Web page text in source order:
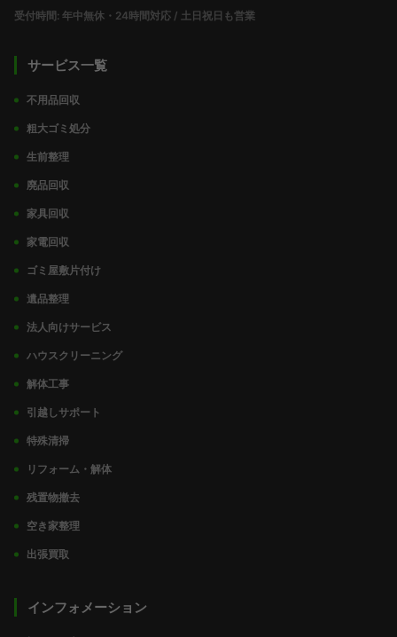
受付時間: 年中無休・24時間対応 / 土日祝日も営業
サービス一覧
不用品回収
粗大ゴミ処分
生前整理
廃品回収
家具回収
家電回収
ゴミ屋敷片付け
遺品整理
法人向けサービス
ハウスクリーニング
解体工事
引越しサポート
特殊清掃
リフォーム・解体
残置物撤去
空き家整理
出張買取
インフォメーション